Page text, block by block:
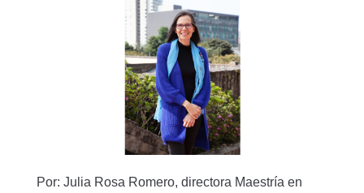
Por: Julia Rosa Romero, directora Maestría en